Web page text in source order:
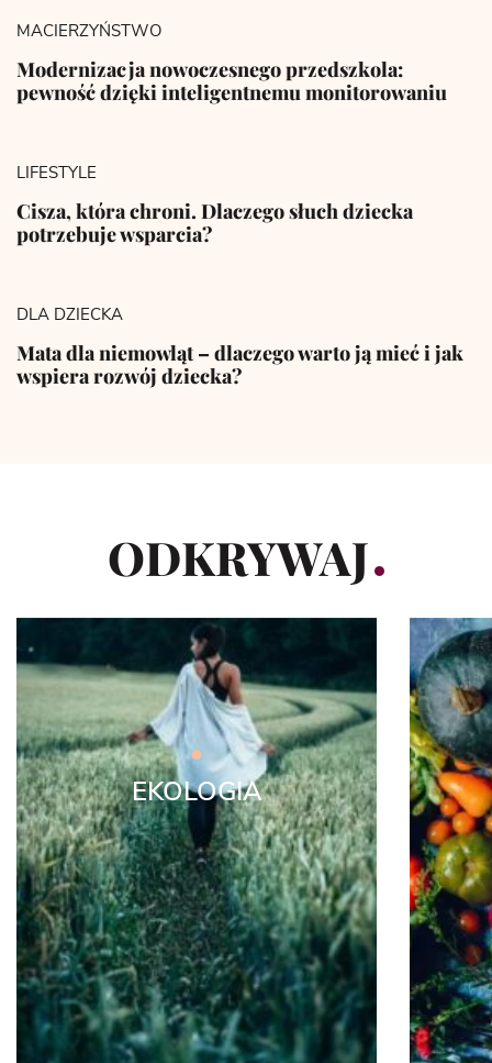
MACIERZYŃSTWO
Modernizacja nowoczesnego przedszkola:
pewność dzięki inteligentnemu monitorowaniu
LIFESTYLE
Cisza, która chroni. Dlaczego słuch dziecka
potrzebuje wsparcia?
DLA DZIECKA
Mata dla niemowląt – dlaczego warto ją mieć i jak
wspiera rozwój dziecka?
ODKRYWAJ
EKOLOGIA